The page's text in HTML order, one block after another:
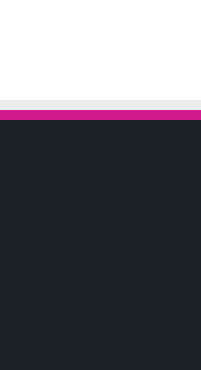
การผจญภัยบนถนน